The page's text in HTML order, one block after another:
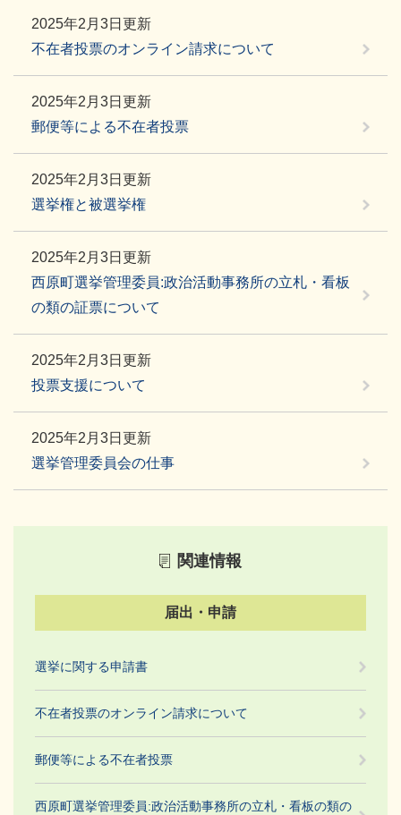
2025年2月3日更新
不在者投票のオンライン請求について
2025年2月3日更新
郵便等による不在者投票
2025年2月3日更新
選挙権と被選挙権
2025年2月3日更新
西原町選挙管理委員:政治活動事務所の立札・看板
の類の証票について
2025年2月3日更新
投票支援について
2025年2月3日更新
選挙管理委員会の仕事
関連情報
届出・申請
選挙に関する申請書
不在者投票のオンライン請求について
郵便等による不在者投票
西原町選挙管理委員:政治活動事務所の立札・看板の類の